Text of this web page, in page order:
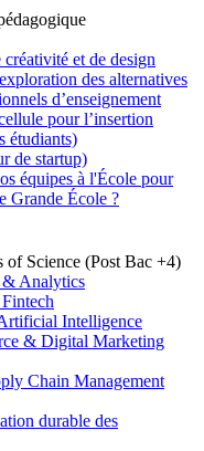
et de design
des alternatives
d’enseignement
pour l’insertion
étudiants)
de startup)
équipes à l'École pour
Grande École ?
of Science (Post Bac +4)
& Analytics
Intelligence
& Digital Marketing
Chain Management
durable des